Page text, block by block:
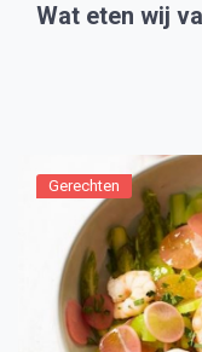
Wat eten wij
Gerechten